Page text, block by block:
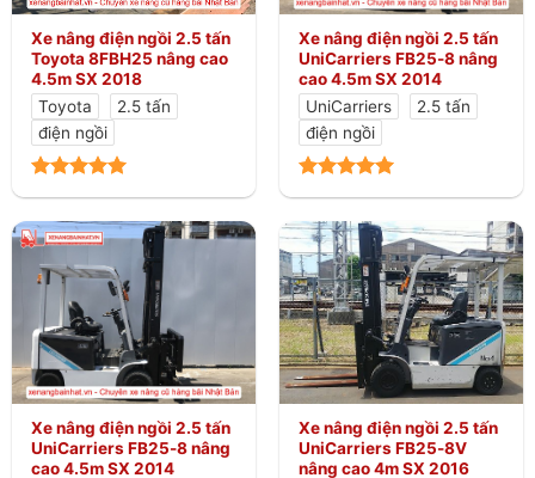
Xe nâng điện ngồi 2.5 tấn
Toyota 8FBH25 nâng cao
4.5m SX 2018
Toyota
2.5 tấn
điện ngồi
Xe nâng điện ngồi 2.5 tấn
UniCarriers FB25-8 nâng
cao 4.5m SX 2014
UniCarriers
2.5 tấn
điện ngồi
Xe nâng điện ngồi 2.5 tấn
UniCarriers FB25-8 nâng
cao 4.5m SX 2014
Xe nâng điện ngồi 2.5 tấn
UniCarriers FB25-8V
nâng cao 4m SX 2016